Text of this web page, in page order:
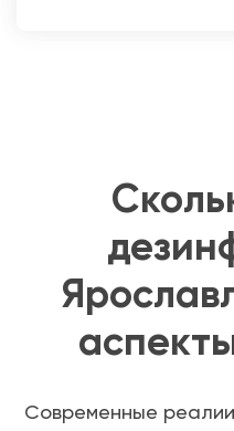
Современные